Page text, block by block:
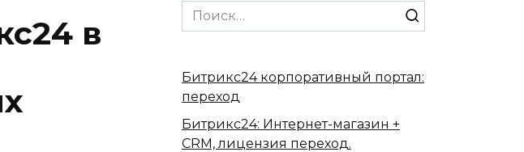
в
Search
for:
Битрикс24 корпоративный портал:
переход
Битрикс24: Интернет-магазин +
CRM, лицензия переход.